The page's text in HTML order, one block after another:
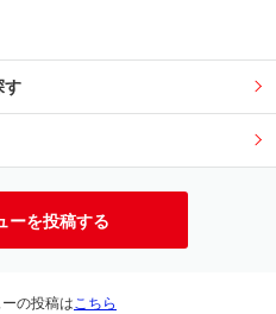
す
ーを投稿する
の投稿はこちら